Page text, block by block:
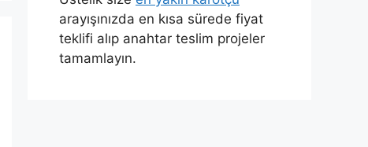
arayışınızda en kısa sürede fiyat
teklifi alıp anahtar teslim projeler
tamamlayın.